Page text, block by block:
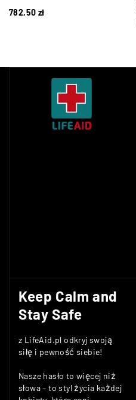
782,50 zł
Keep Calm and
Stay Safe
z LifeAid.pl odkryj swoją
siłę i pewność siebie!
Nasze hasło to więcej niż
słowa – to styl życia każdej